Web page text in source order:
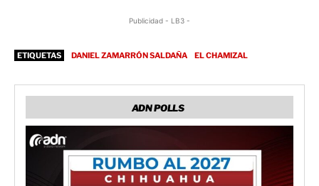
Publicidad - LB3 -
ETIQUETAS DANIEL ZAMARRÓN SALDAÑA EL CHAMIZAL
ADN POLLS